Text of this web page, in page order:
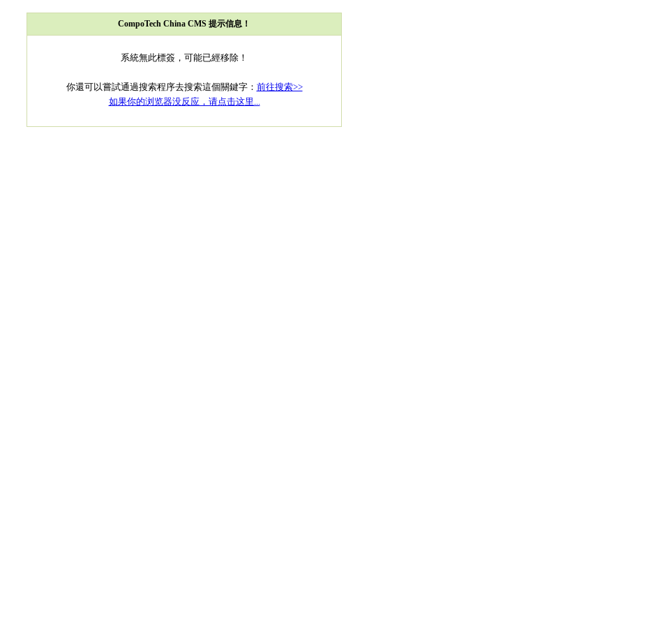
CompoTech China CMS 提示信息！
系統無此標簽，可能已經移除！
你還可以嘗試通過搜索程序去搜索這個關鍵字： 前往搜索>>
如果你的浏览器没反应，请点击这里...